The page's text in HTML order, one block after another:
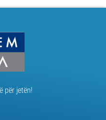
për jetën!